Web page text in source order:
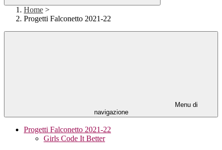
Home >
Progetti Falconetto 2021-22
Menu di
navigazione
Progetti Falconetto 2021-22
Girls Code It Better